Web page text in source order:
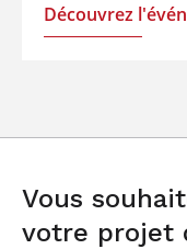
Découvrez
Vous
votre projet